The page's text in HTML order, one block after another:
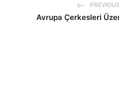
Avrupa Çerkesleri